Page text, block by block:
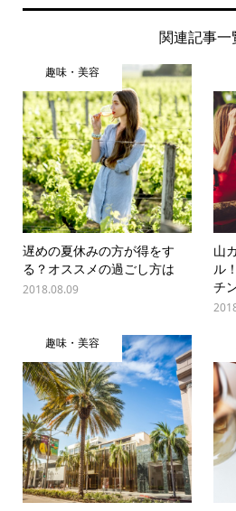
関連記事一
趣味・美容
遅めの夏休みの方が得をす
る？オススメの過ごし方は
2018.08.09
山
ル
チ
趣味・美容